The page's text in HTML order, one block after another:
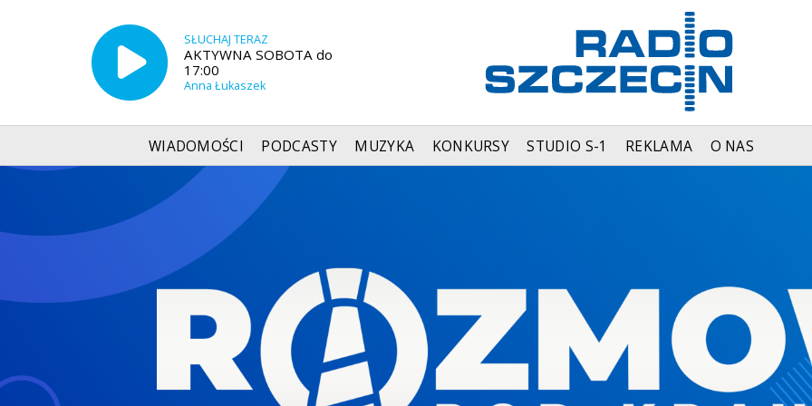
SŁUCHAJ TERAZ
AKTYWNA SOBOTA do
17:00
Anna Łukaszek
WIADOMOŚCI PODCASTY MUZYKA KONKURSY STUDIO S-1 REKLAMA O NAS